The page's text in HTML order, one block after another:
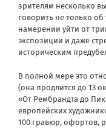
зрителям несколько
говорить не только
намерении уйти от
экспозиции и даже
историческим
В полной мере это
(она продлится до 13
«От Рембрандта до
европейских
100 гравюр, офортов,